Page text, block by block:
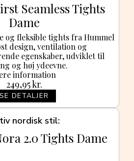
Seamless Tights
Dame
og fleksible tights fra Hummel
design, ventilation og
egenskaber, udviklet til
og høj ydeevne.
249,95kr.
SE DETALJER
information
nordisk stil
2.0 Tights Dame